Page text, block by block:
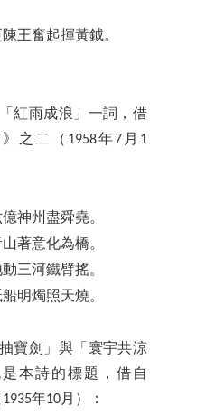
王奮起揮黃鉞。
紅雨成浪」一詞，借
之二（1958年7月1
神州盡舜堯。
著意化為橋。
三河鐵臂搖。
明燭照天燒。
寶劍」與「寰宇共涼
本詩的標題，借自
年10月）：